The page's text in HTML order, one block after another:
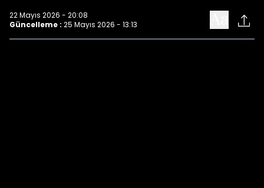
22 Mayıs 2026 - 20:08
Güncelleme : 25 Mayıs 2026 - 13:13